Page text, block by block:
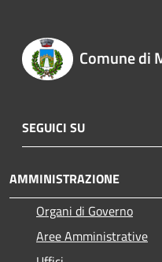
Comune di
SEGUICI SU
AMMINISTRAZIONE
Organi di Governo
Aree Amministrative